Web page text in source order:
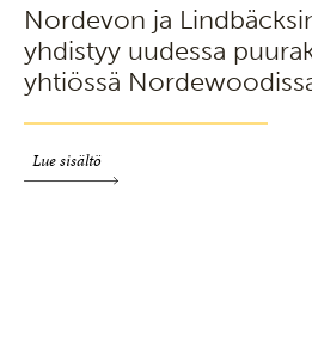
Nordevon ja
yhdistyy uudessa
yhtiössä
Lue sisältö